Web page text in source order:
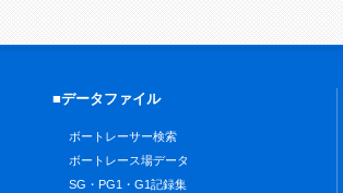
■データファイル
ボートレーサー検索
ボートレース場データ
SG・PG1・G1記録集